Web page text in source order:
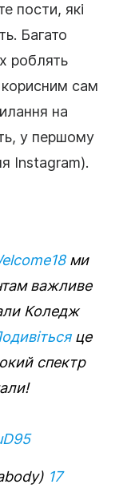
пости, які
Багато
роблять
сам
на
у першому
Instagram).
ми
важливе
Коледж
це
спектр
17